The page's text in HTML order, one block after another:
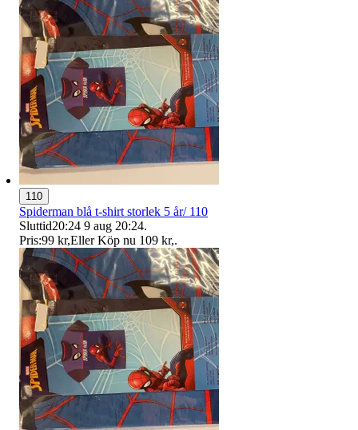
110
Spiderman blå t-shirt storlek 5 år/ 110
Sluttid20:24 9 aug 20:24.
Pris:99 kr,Eller Köp nu 109 kr,.